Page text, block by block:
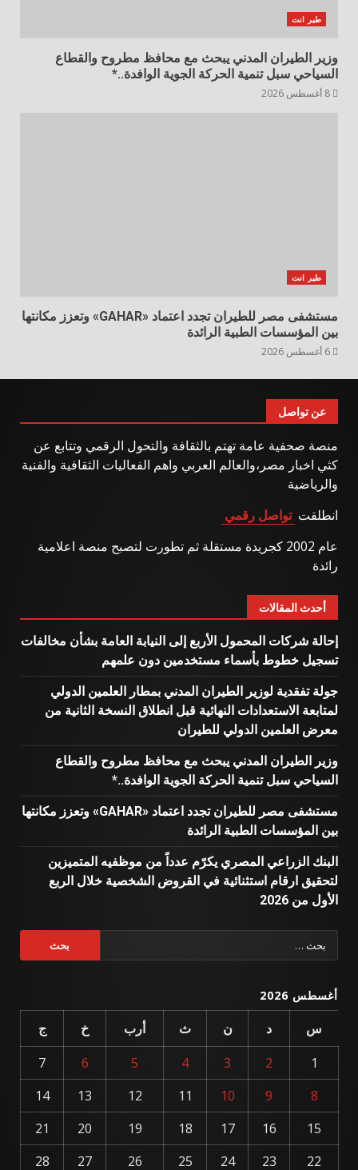
طير انت
وزير الطيران المدني يبحث مع محافظ مطروح والقطاع
السياحي سبل تنمية الحركة الجوية الوافدة..*
طير انت
مستشفى مصر للطيران تجدد اعتماد «GAHAR» وتعزز مكانتها
بين المؤسسات الطبية الرائدة
عن تواصل
منصة صحفية عامة تهتم بالثقافة والتحول الرقمي وتتابع عن
كثي اخبار مصر،والعالم العربي واهم الفعاليات الثقافية والفنية
والرياضية
انطلقت تواصل رقمي
عام 2002 كجريدة مستقلة ثم تطورت لتصبح منصة اعلامية
رائدة
أحدث المقالات
إحالة شركات المحمول الأربع إلى النيابة العامة بشأن مخالفات
تسجيل خطوط بأسماء مستخدمين دون علمهم
جولة تفقدية لوزير الطيران المدني بمطار العلمين الدولي
لمتابعة الاستعدادات النهائية قبل انطلاق النسخة الثانية من
معرض العلمين الدولي للطيران
وزير الطيران المدني يبحث مع محافظ مطروح والقطاع
السياحي سبل تنمية الحركة الجوية الوافدة..*
مستشفى مصر للطيران تجدد اعتماد «GAHAR» وتعزز مكانتها
بين المؤسسات الطبية الرائدة
البنك الزراعي المصري يكرّم عدداً من موظفيه المتميزين
لتحقيق ارقام استثنائية في القروض الشخصية خلال الربع
الأول من 2026
عن:
أغسطس 2026
س د ن ث أرب خ
ج
1
2
3
4
5
6
7
8
9
10
11
12
13
14
15
16
17
18
19
20
21
22
23
24
25
26
27
28